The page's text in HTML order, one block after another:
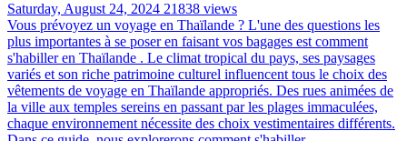
Saturday, August 24, 2024 21838 views
Vous prévoyez un voyage en Thaïlande ? L'une des questions les
plus importantes à se poser en faisant vos bagages est comment
s'habiller en Thaïlande . Le climat tropical du pays, ses paysages
variés et son riche patrimoine culturel influencent tous le choix des
vêtements de voyage en Thaïlande appropriés. Des rues animées de
la ville aux temples sereins en passant par les plages immaculées,
chaque environnement nécessite des choix vestimentaires différents.